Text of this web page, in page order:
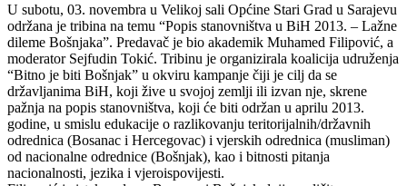
U subotu, 03. novembra u Velikoj sali Općine Stari Grad u Sarajevu
održana je tribina na temu “Popis stanovništva u BiH 2013. – Lažne
dileme Bošnjaka”. Predavač je bio akademik Muhamed Filipović, a
moderator Sejfudin Tokić. Tribinu je organizirala koalicija udruženja
“Bitno je biti Bošnjak” u okviru kampanje čiji je cilj da se
državljanima BiH, koji žive u svojoj zemlji ili izvan nje, skrene
pažnja na popis stanovništva, koji će biti održan u aprilu 2013.
godine, u smislu edukacije o razlikovanju teritorijalnih/državnih
odrednica (Bosanac i Hercegovac) i vjerskih odrednica (musliman)
od nacionalne odrednice (Bošnjak), kao i bitnosti pitanja
nacionalnosti, jezika i vjeroispovijesti.